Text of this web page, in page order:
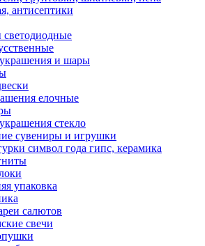
антисептики
и шары
елочные
стекло
сувениры и игрушки
символ года гипс, керамика
упаковка
салютов
свечи